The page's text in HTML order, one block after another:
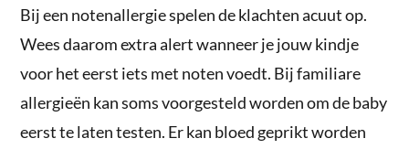
Bij een notenallergie spelen de klachten acuut op.
Wees daarom extra alert wanneer je jouw kindje
voor het eerst iets met noten voedt. Bij familiare
allergieën kan soms voorgesteld worden om de baby
eerst te laten testen. Er kan bloed geprikt worden